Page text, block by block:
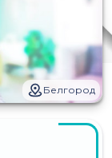
Белгород